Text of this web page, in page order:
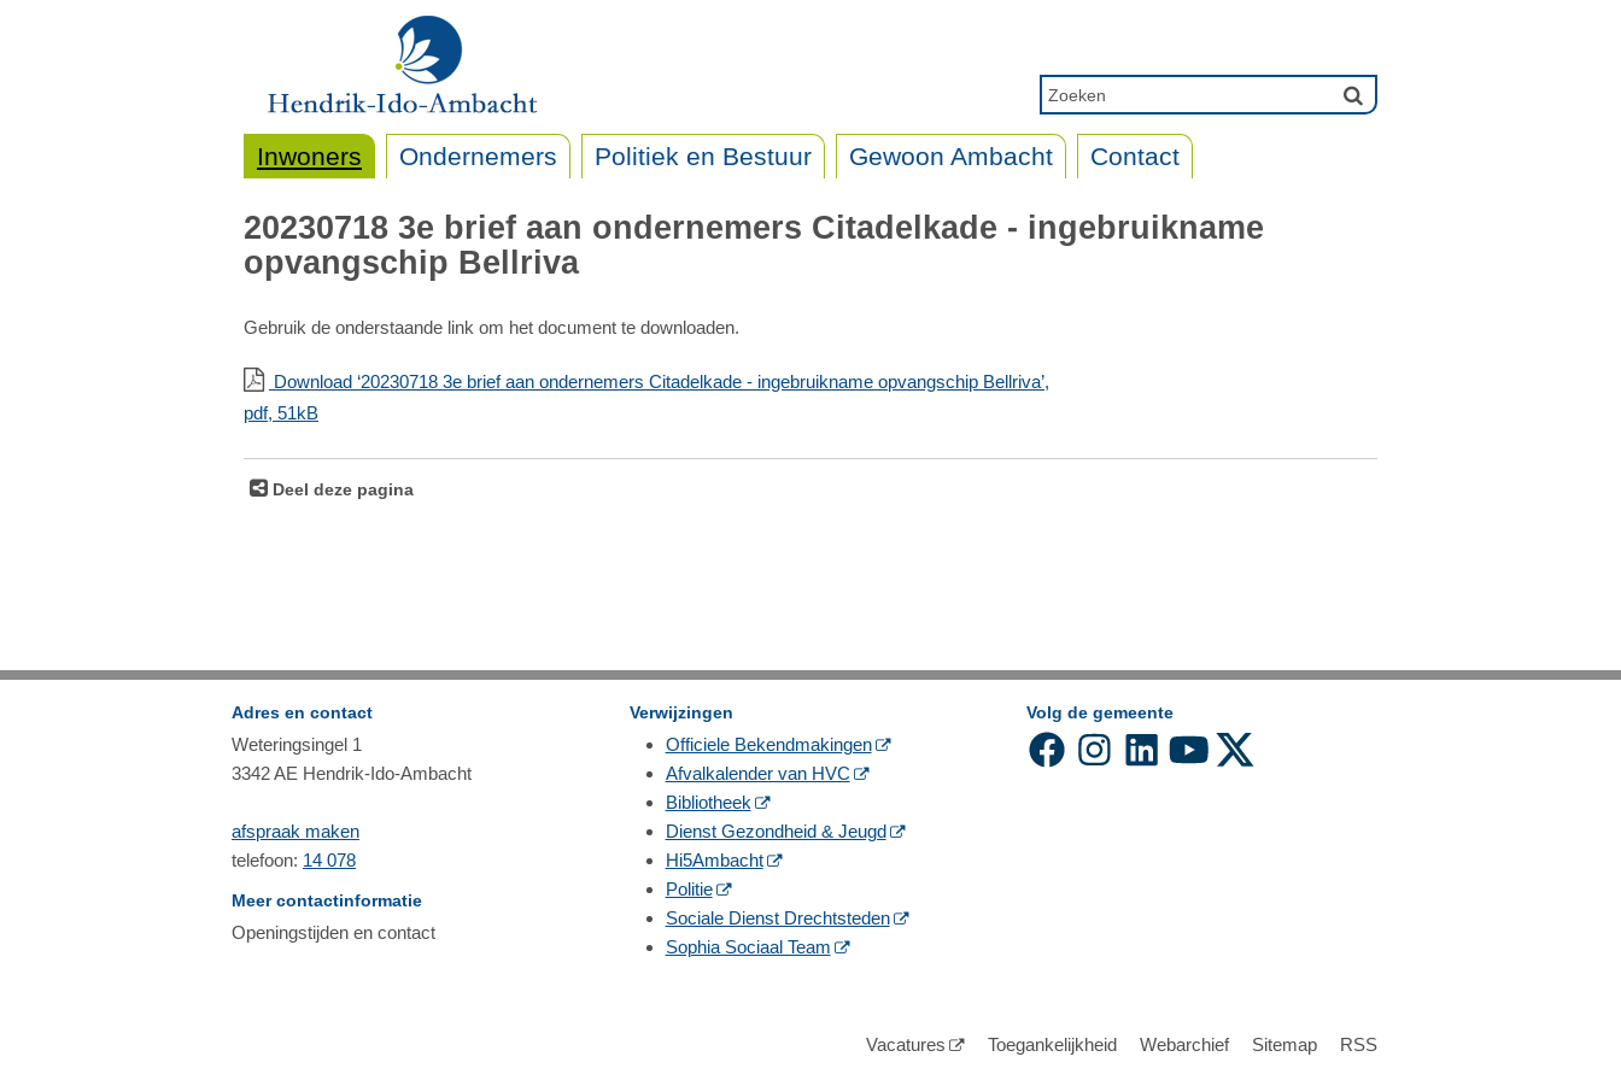
Inwoners Ondernemers Politiek en Bestuur Gewoon Ambacht Contact
20230718 3e brief aan ondernemers Citadelkade - ingebruikname
opvangschip Bellriva
Gebruik de onderstaande link om het document te downloaden.
Download ‘20230718 3e brief aan ondernemers Citadelkade - ingebruikname opvangschip Bellriva’,
pdf, 51kB
Deel deze pagina
Adres en contact
Weteringsingel 1
3342 AE Hendrik-Ido-Ambacht
afspraak maken
telefoon: 14 078
Meer contactinformatie
Openingstijden en contact
Verwijzingen
Officiele Bekendmakingen
Afvalkalender van HVC
Bibliotheek
Dienst Gezondheid & Jeugd
Hi5Ambacht
Politie
Sociale Dienst Drechtsteden
Sophia Sociaal Team
Volg de gemeente
Vacatures Toegankelijkheid Webarchief Sitemap RSS